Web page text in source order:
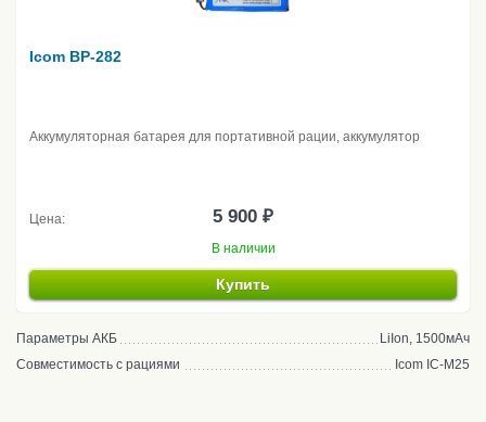
Icom BP-282
Аккумуляторная батарея для портативной рации, аккумулятор
Цена: 5 900 ₽
В наличии
Купить
Параметры АКБ
LiIon, 1500мАч
Совместимость с рациями
Icom IC-M25